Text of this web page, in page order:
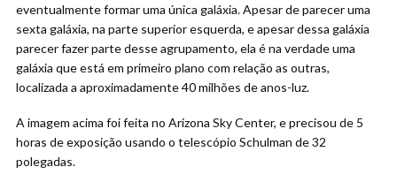
eventualmente formar uma única galáxia. Apesar de parecer uma
sexta galáxia, na parte superior esquerda, e apesar dessa galáxia
parecer fazer parte desse agrupamento, ela é na verdade uma
galáxia que está em primeiro plano com relação as outras,
localizada a aproximadamente 40 milhões de anos-luz.
A imagem acima foi feita no Arizona Sky Center, e precisou de 5
horas de exposição usando o telescópio Schulman de 32
polegadas.